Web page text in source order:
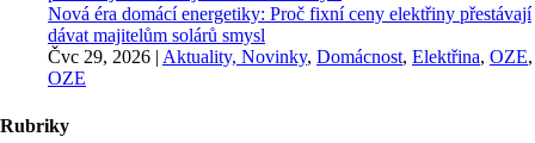
Nová éra domácí energetiky: Proč fixní ceny elektřiny přestávají
dávat majitelům solárů smysl
Čvc 29, 2026 | Aktuality, Novinky, Domácnost, Elektřina, OZE,
OZE
Rubriky